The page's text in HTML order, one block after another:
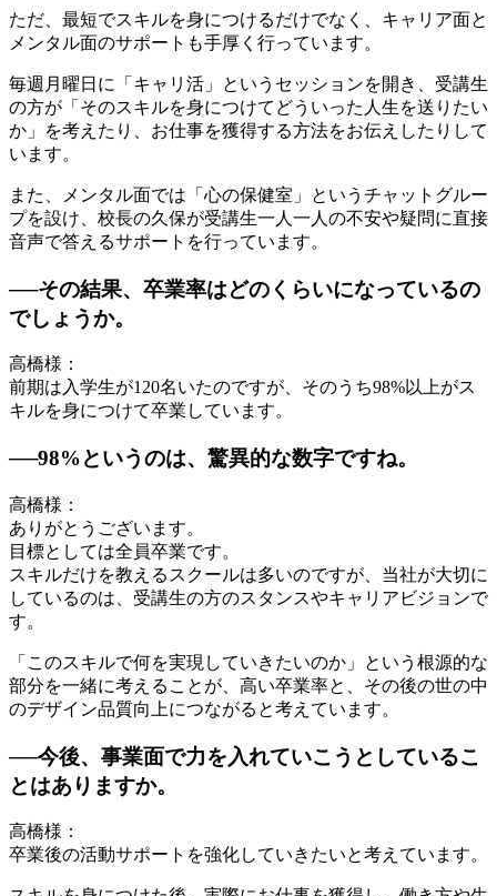
ただ、最短でスキルを身につけるだけでなく、キャリア面と
メンタル面のサポートも手厚く行っています。
毎週月曜日に「キャリ活」というセッションを開き、受講生
の方が「そのスキルを身につけてどういった人生を送りたい
か」を考えたり、お仕事を獲得する方法をお伝えしたりして
います。
また、メンタル面では「心の保健室」というチャットグルー
プを設け、校長の久保が受講生一人一人の不安や疑問に直接
音声で答えるサポートを行っています。
──その結果、卒業率はどのくらいになっているの
でしょうか。
高橋様：
前期は入学生が120名いたのですが、そのうち98%以上がス
キルを身につけて卒業しています。
──98%というのは、驚異的な数字ですね。
高橋様：
ありがとうございます。
目標としては全員卒業です。
スキルだけを教えるスクールは多いのですが、当社が大切に
しているのは、受講生の方のスタンスやキャリアビジョンで
す。
「このスキルで何を実現していきたいのか」という根源的な
部分を一緒に考えることが、高い卒業率と、その後の世の中
のデザイン品質向上につながると考えています。
──今後、事業面で力を入れていこうとしているこ
とはありますか。
高橋様：
卒業後の活動サポートを強化していきたいと考えています。